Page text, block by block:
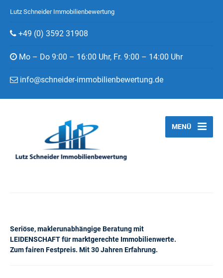
Lutz Schneider Immobilienbewertung
+49 (0) 3592 31908
Mo – Do 9:00 – 16:00 Uhr, Fr. 9:00 – 14:00 Uhr
info@schneider-immobilienbewertung.de
Seriöse, maklerunabhängige Beratung mit
LEIDENSCHAFT für marktgerechte Immobilienwerte.
Zum fairen Festpreis. Mit 30 Jahren Erfahrung.
MENÜ